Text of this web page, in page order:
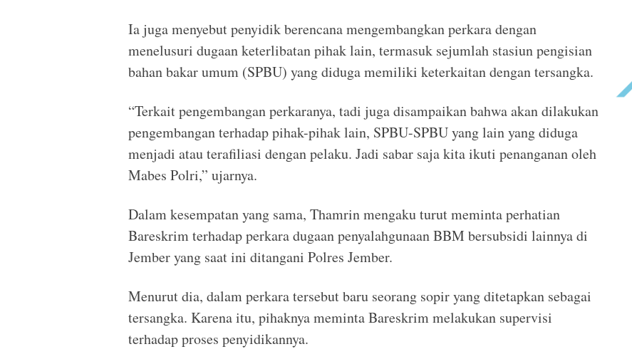
Ia juga menyebut penyidik berencana mengembangkan perkara dengan
menelusuri dugaan keterlibatan pihak lain, termasuk sejumlah stasiun pengisian
bahan bakar umum (SPBU) yang diduga memiliki keterkaitan dengan tersangka.
“Terkait pengembangan perkaranya, tadi juga disampaikan bahwa akan dilakukan
pengembangan terhadap pihak-pihak lain, SPBU-SPBU yang lain yang diduga
menjadi atau terafiliasi dengan pelaku. Jadi sabar saja kita ikuti penanganan oleh
Mabes Polri,” ujarnya.
Dalam kesempatan yang sama, Thamrin mengaku turut meminta perhatian
Bareskrim terhadap perkara dugaan penyalahgunaan BBM bersubsidi lainnya di
Jember yang saat ini ditangani Polres Jember.
Menurut dia, dalam perkara tersebut baru seorang sopir yang ditetapkan sebagai
tersangka. Karena itu, pihaknya meminta Bareskrim melakukan supervisi
terhadap proses penyidikannya.